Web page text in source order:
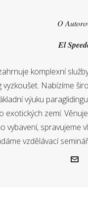
O
El
komplexní
vyzkoušet. Nabízíme
výuku
exotických zemí.
vybavení, spravujeme
vzdělávací